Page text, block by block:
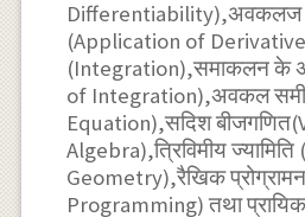
Differentiability),अवकलज
(Application of
(Integration),समाकलन के
of Integration),अवकल
Equation),सदिश
Algebra),त्रिविमीय
Geometry),रैखिक
Programming) तथा